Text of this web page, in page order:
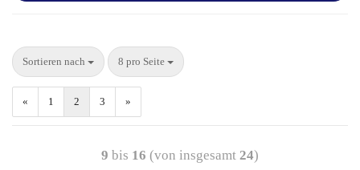
Sortieren nach 8 pro Seite
« 1 2 3 »
9 bis 16 (von insgesamt 24)